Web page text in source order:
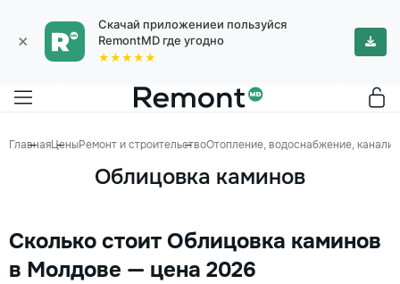
×
Скачай приложениеи пользуйся
RemontMD где угодно
★★★★★
ГлавнаяЦеныРемонт и строительствоОтопление, водоснабжение,
Облицовка каминов
Сколько стоит Облицовка каминов
в Молдове — цена 2026